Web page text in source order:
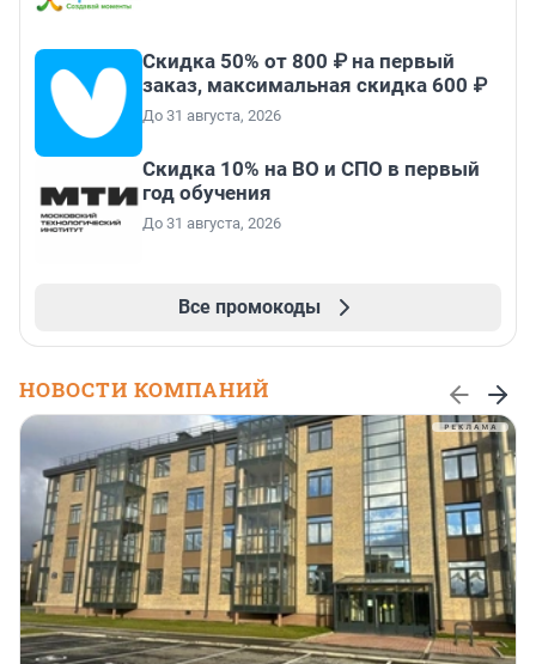
Скидка 50% от 800 ₽ на первый
заказ, максимальная скидка 600 ₽
До 31 августа, 2026
Скидка 10% на ВО и СПО в первый
год обучения
До 31 августа, 2026
Все промокоды
НОВОСТИ КОМПАНИЙ